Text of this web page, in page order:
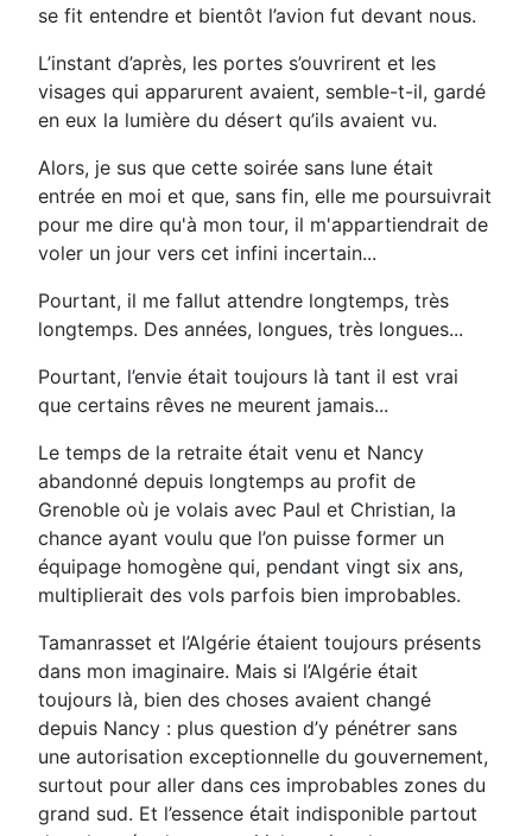
se fit entendre et bientôt l’avion fut devant nous.
L’instant d’après, les portes s’ouvrirent et les
visages qui apparurent avaient, semble-t-il, gardé
en eux la lumière du désert qu’ils avaient vu.
Alors, je sus que cette soirée sans lune était
entrée en moi et que, sans fin, elle me poursuivrait
pour me dire qu'à mon tour, il m'appartiendrait de
voler un jour vers cet infini incertain...
Pourtant, il me fallut attendre longtemps, très
longtemps. Des années, longues, très longues...
Pourtant, l’envie était toujours là tant il est vrai
que certains rêves ne meurent jamais...
Le temps de la retraite était venu et Nancy
abandonné depuis longtemps au profit de
Grenoble où je volais avec Paul et Christian, la
chance ayant voulu que l’on puisse former un
équipage homogène qui, pendant vingt six ans,
multiplierait des vols parfois bien improbables.
Tamanrasset et l’Algérie étaient toujours présents
dans mon imaginaire. Mais si l’Algérie était
toujours là, bien des choses avaient changé
depuis Nancy : plus question d’y pénétrer sans
une autorisation exceptionnelle du gouvernement,
surtout pour aller dans ces improbables zones du
grand sud. Et l’essence était indisponible partout